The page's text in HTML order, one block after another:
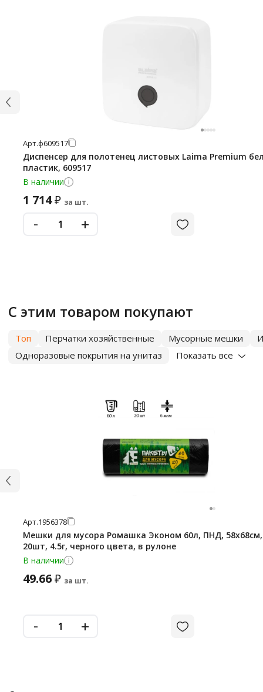
Арт.ф609517
Диспенсер для полотенец листовых Laima Premium
пластик, 609517
В наличии
1 714₽ за шт.
- +
С этим товаром покупают
Топ Перчатки хозяйственные Мусорные мешки
Одноразовые покрытия на унитаз
Показать все
Арт.1956378
Мешки для мусора Ромашка Эконом 60л, ПНД,
20шт, 4.5г, черного цвета, в рулоне
В наличии
49.66₽ за шт.
- +